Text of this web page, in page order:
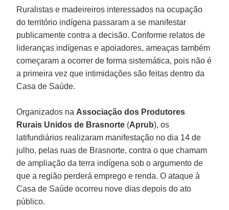
Ruralistas e madeireiros interessados na ocupação
do território indígena passaram a se manifestar
publicamente contra a decisão. Conforme relatos de
lideranças indígenas e apoiadores, ameaças também
começaram a ocorrer de forma sistemática, pois não é
a primeira vez que intimidações são feitas dentro da
Casa de Saúde.
Organizados na Associação dos Produtores
Rurais Unidos de Brasnorte (Aprub), os
latifundiários realizaram manifestação no dia 14 de
julho, pelas ruas de Brasnorte, contra o que chamam
de ampliação da terra indígena sob o argumento de
que a região perderá emprego e renda. O ataque à
Casa de Saúde ocorreu nove dias depois do ato
público.